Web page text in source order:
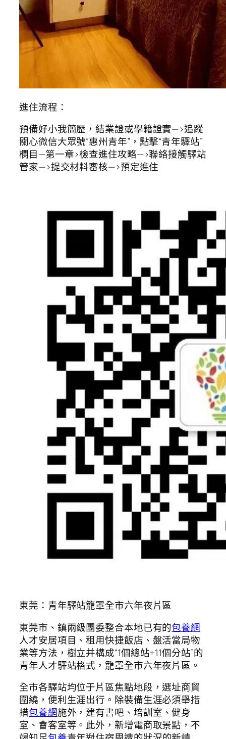
進住流程：
預備好小我簡歷，結業證或學籍證實—>追蹤
關心微信大眾號“惠州青年”，點擊“青年驛站”
欄目—第一章>檢查進住攻略—>聯絡接觸驛站
管家—>提交材料審核—>預定進住
東莞：青年驛站籠罩全市六年夜片區
東莞市、鎮兩級團委整合本地已有的包養網
人才安居項目、租用快捷飯店、盤活當局物
業等方法，樹立并構成“1個總站+11個分站”的
青年人才驛站格式，籠罩全市六年夜片區。
全市各驛站均位于片區焦點地段，選址商貿
圍繞，便利生涯出行。除裝備生涯必須舉措
措包養網施外，建有書吧、培訓室、健身
室、會客室等。此外，新增電商取景點，不